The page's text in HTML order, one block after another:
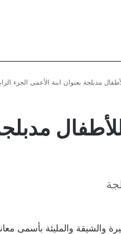
مدبلجة بعنوان ابنة الأعمى الجزء
مدبلجة
والشيقة والمليئة بأسمى